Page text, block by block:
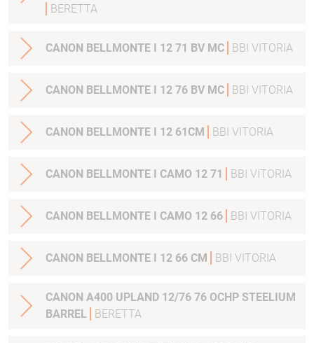
BERETTA
CANON BELLMONTE I 12 71 BV MC BBI VITORIA
CANON BELLMONTE I 12 76 BV MC BBI VITORIA
CANON BELLMONTE I 12 61CM BBI VITORIA
CANON BELLMONTE I CAMO 12 71 BBI VITORIA
CANON BELLMONTE I CAMO 12 66 BBI VITORIA
CANON BELLMONTE I 12 66 CM BBI VITORIA
CANON A400 UPLAND 12/76 76 OCHP STEELIUM
BARREL
BERETTA